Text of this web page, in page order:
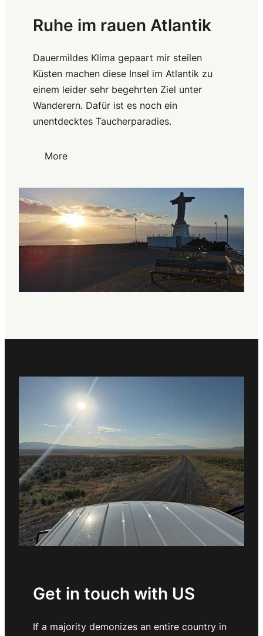
Ruhe im rauen Atlantik
Dauermildes Klima gepaart mir steilen
Küsten machen diese Insel im Atlantik zu
einem leider sehr begehrten Ziel unter
Wanderern. Dafür ist es noch ein
unentdecktes Taucherparadies.
More
Get in touch with US
If a majority demonizes an entire country in